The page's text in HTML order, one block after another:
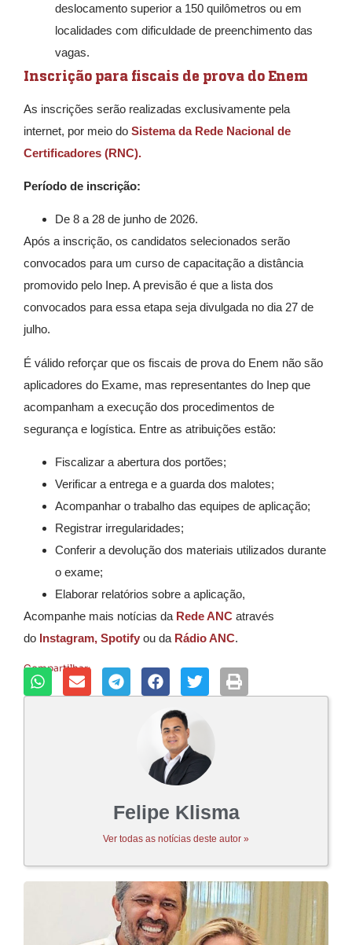
deslocamento superior a 150 quilômetros ou em
localidades com dificuldade de preenchimento das
vagas.
Inscrição para fiscais de prova do Enem
As inscrições serão realizadas exclusivamente pela
internet, por meio do Sistema da Rede Nacional de
Certificadores (RNC).
Período de inscrição:
De 8 a 28 de junho de 2026.
Após a inscrição, os candidatos selecionados serão
convocados para um curso de capacitação a distância
promovido pelo Inep. A previsão é que a lista dos
convocados para essa etapa seja divulgada no dia 27 de
julho.
É válido reforçar que os fiscais de prova do Enem não são
aplicadores do Exame, mas representantes do Inep que
acompanham a execução dos procedimentos de
segurança e logística. Entre as atribuições estão:
Fiscalizar a abertura dos portões;
Verificar a entrega e a guarda dos malotes;
Acompanhar o trabalho das equipes de aplicação;
Registrar irregularidades;
Conferir a devolução dos materiais utilizados durante
o exame;
Elaborar relatórios sobre a aplicação,
Acompanhe mais notícias da Rede ANC através
do Instagram, Spotify ou da Rádio ANC.
Compartilhar:
Felipe Klisma
Ver todas as notícias deste autor »